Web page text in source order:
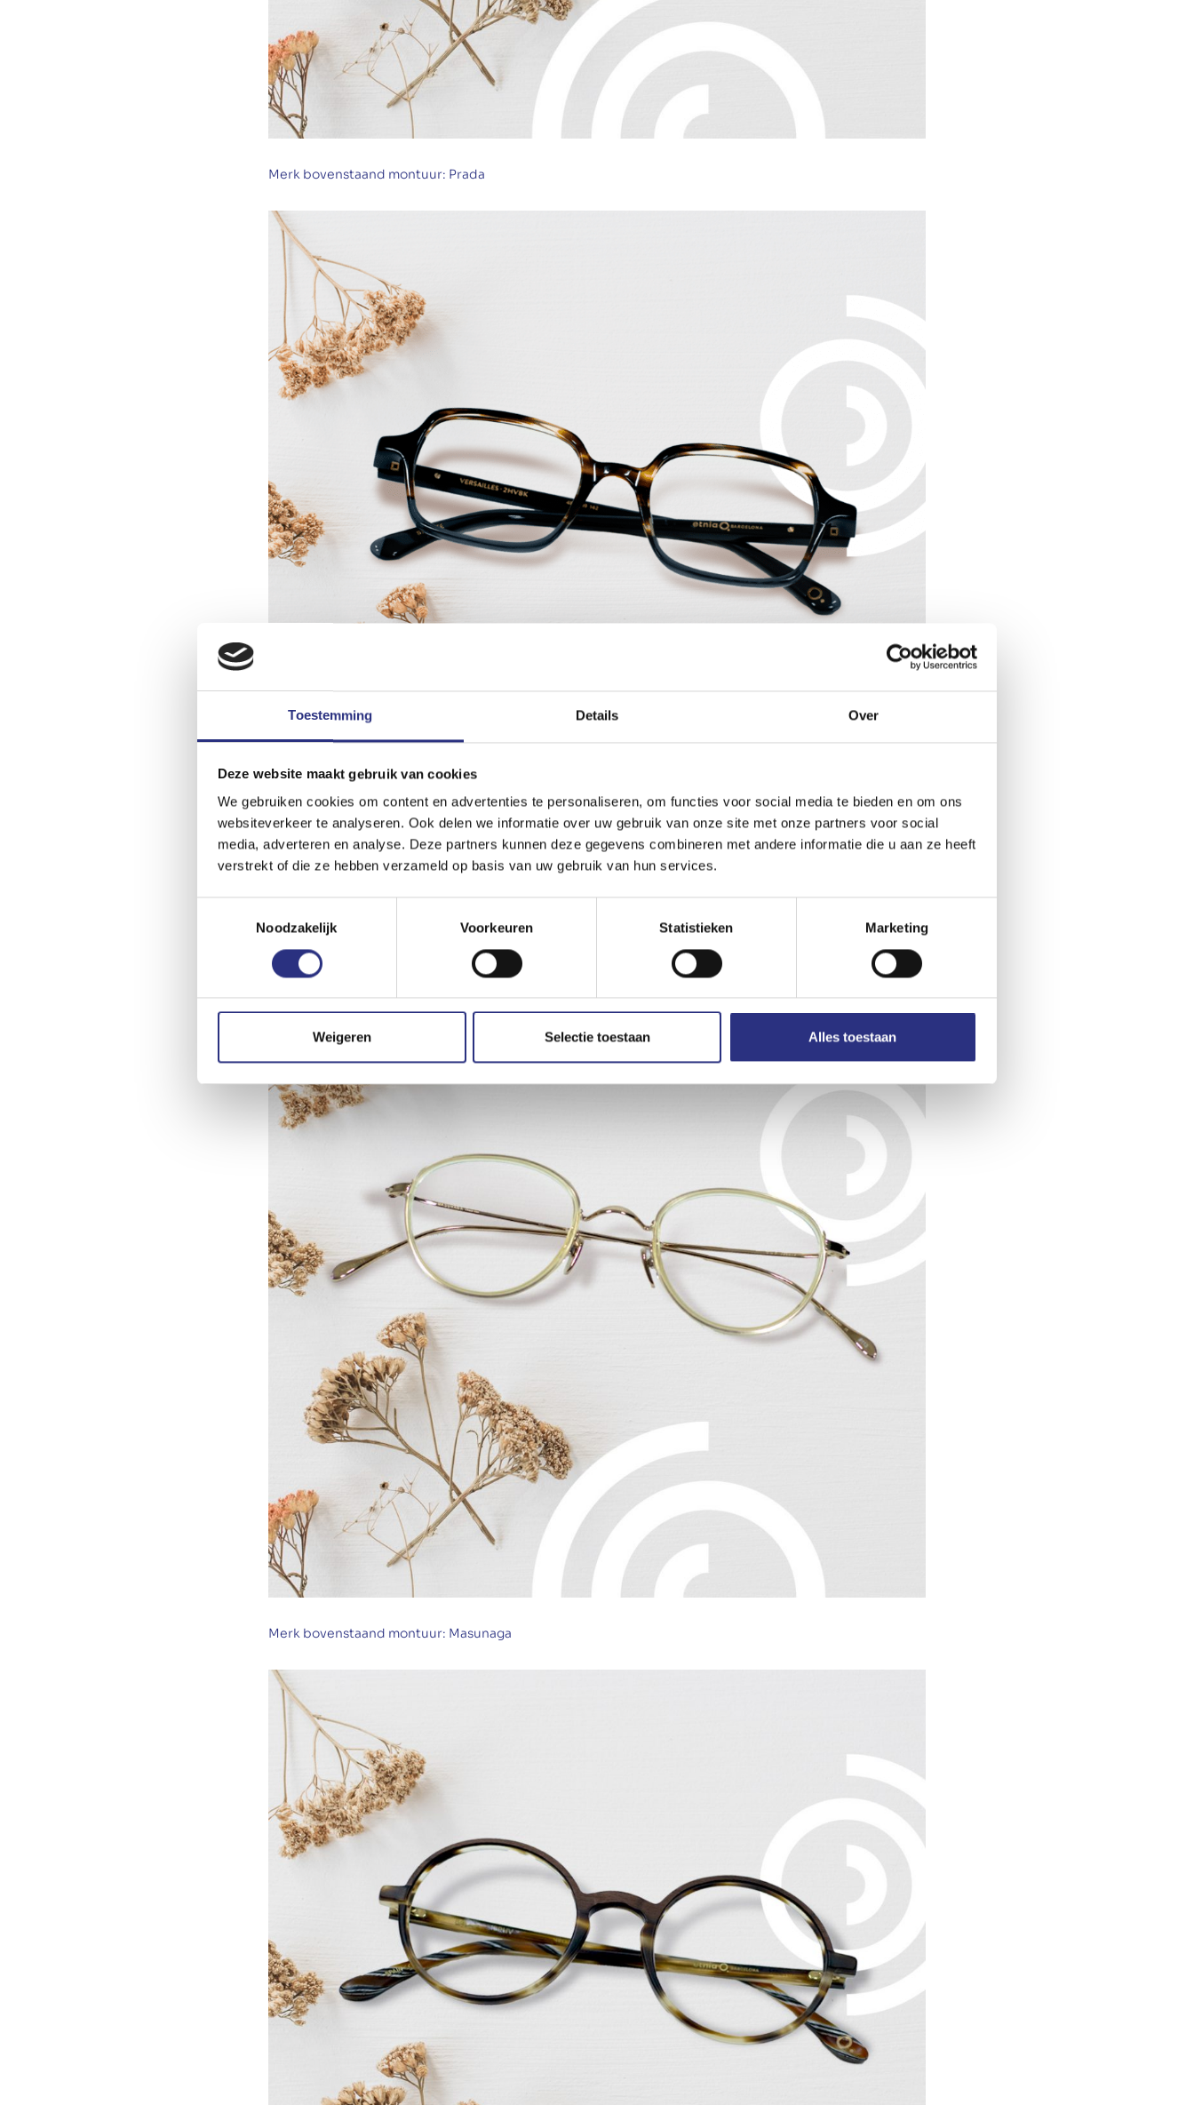
Toestemming Details Over
Deze website maakt gebruik van cookies
We gebruiken cookies om content en advertenties te personaliseren, om functies voor social media te bieden en om ons
websiteverkeer te analyseren. Ook delen we informatie over uw gebruik van onze site met onze partners voor social
media, adverteren en analyse. Deze partners kunnen deze gegevens combineren met andere informatie die u aan ze heeft
verstrekt of die ze hebben verzameld op basis van uw gebruik van hun services.
Noodzakelijk
Voorkeuren Statistieken Marketing
Weigeren Selectie toestaan Alles toestaan
Merk bovenstaand montuur: Prada
Merk bovenstaand montuur: Masunaga